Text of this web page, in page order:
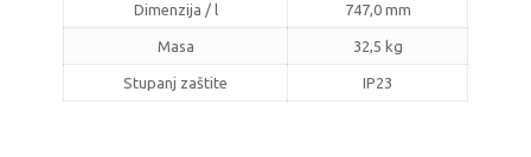
Dimenzija / l 747,0 mm
Masa 32,5 kg
Stupanj zaštite IP23